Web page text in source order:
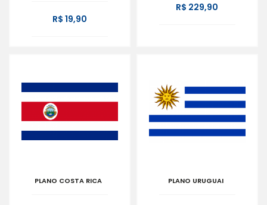
R$ 19,90
R$ 229,90
PLANO COSTA RICA PLANO URUGUAI